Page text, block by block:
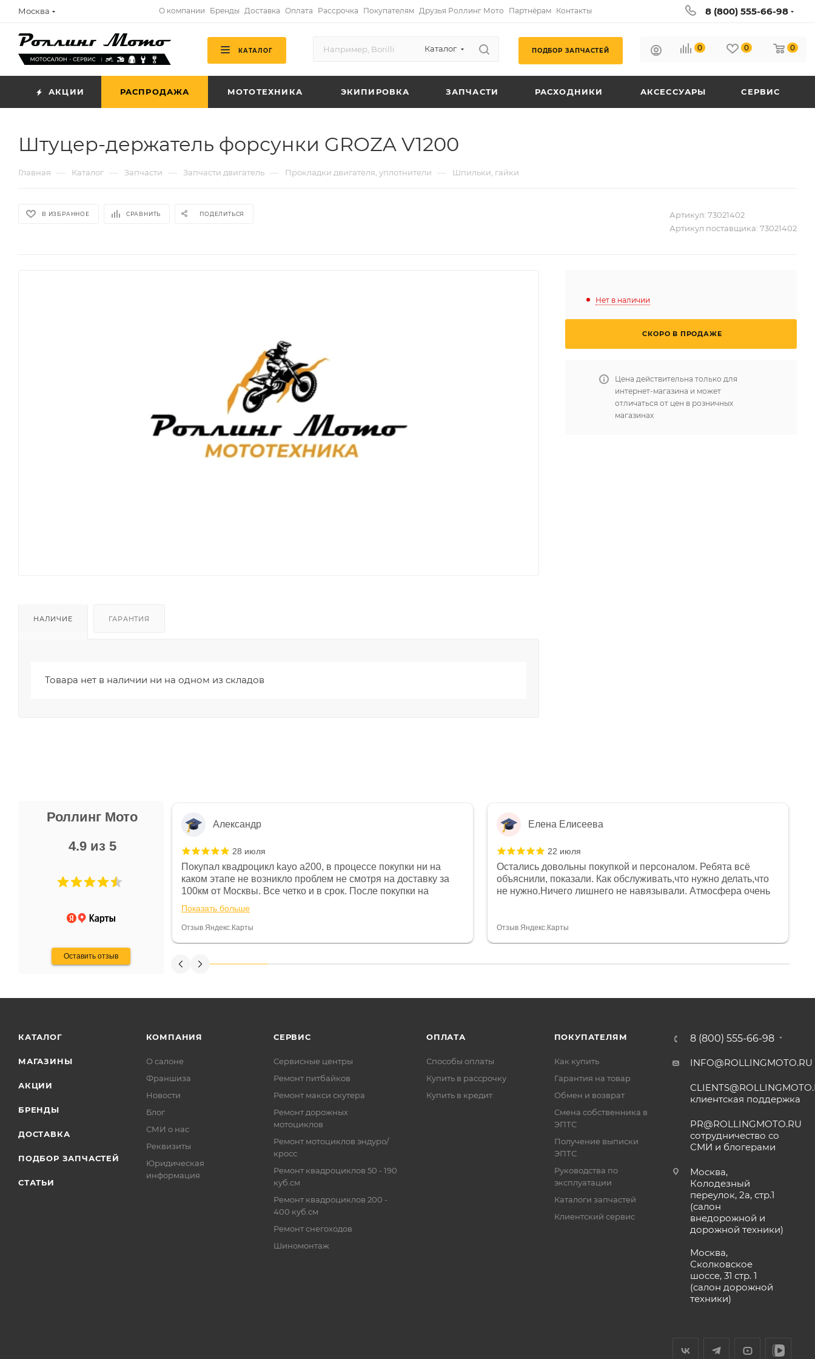
Москва О компании Бренды Доставка Оплата Рассрочка Покупателям Друзья Роллинг Мото Партнёрам Контакты 8 (800) 555-66-98
КАТАЛОГ Каталог ПОДБОР ЗАПЧАСТЕЙ 0 0 0
АКЦИИ РАСПРОДАЖА МОТОТЕХНИКА ЭКИПИРОВКА ЗАПЧАСТИ РАСХОДНИКИ АКСЕССУАРЫ СЕРВИС
Штуцер-держатель форсунки GROZA V1200
Главная — Каталог — Запчасти — Запчасти двигатель — Прокладки двигателя, уплотнители — Шпильки, гайки
В ИЗБРАННОЕ СРАВНИТЬ ПОДЕЛИТЬСЯ Артикул: 73021402
Артикул поставщика: 73021402
НАЛИЧИЕ ГАРАНТИЯ
Товара нет в наличии ни на одном из складов
Нет в наличии
СКОРО В ПРОДАЖЕ
Цена действительна только для
интернет-магазина и может
отличаться от цен в розничных
магазинах
Роллинг Мото
4.9 из 5
Оставить отзыв
Не понравились условия
и дают только на год)
Александр
28 июля
Покупал квадроцикл kayo a200, в процессе покупки ни на
каком этапе не возникло проблем не смотря на доставку за
100км от Москвы. Все четко и в срок. После покупки на
спидометре всегда был 0, при этом представители магазина
постоянно были на связи и в итоге проблема была решена.
Считаю, что это говорит о небезразличии к клиенту после
Показать больше
Отзыв Яндекс.Карты
Елена Елисеева
22 июля
Остались довольны покупкой и персоналом. Ребята всё
объяснили, показали. Как обслуживать,что нужно делать,что
не нужно.Ничего лишнего не навязывали. Атмосфера очень
огромное спасибо Дмитрию, за клиентоориентированность и
Отзыв Яндекс.Карты
КАТАЛОГ
МАГАЗИНЫ
АКЦИИ
БРЕНДЫ
ДОСТАВКА
ПОДБОР ЗАПЧАСТЕЙ
СТАТЬИ
КОМПАНИЯ
О салоне
Франшиза
Новости
Блог
СМИ о нас
Реквизиты
Юридическая
информация
СЕРВИС
Сервисные центры
Ремонт питбайков
Ремонт макси скутера
Ремонт дорожных
мотоциклов
Ремонт мотоциклов эндуро/
кросс
Ремонт квадроциклов 50 - 190
куб.см
Ремонт квадроциклов 200 -
400 куб.см
Ремонт снегоходов
Шиномонтаж
ОПЛАТА
Способы оплаты
Купить в рассрочку
Купить в кредит
ПОКУПАТЕЛЯМ
Как купить
Гарантия на товар
Обмен и возврат
Смена собственника в
ЭПТС
Получение выписки
ЭПТС
Руководства по
эксплуатации
Каталоги запчастей
Клиентский сервис
8 (800) 555-66-98
INFO@ROLLINGMOTO.RU
клиентская поддержка
PR@ROLLINGMOTO.RU
сотрудничество со
СМИ и блогерами
Москва,
Колодезный
переулок, 2а, стр.1
(салон
внедорожной и
дорожной техники)
Москва,
Сколковское
шоссе, 31 стр. 1
(салон дорожной
техники)